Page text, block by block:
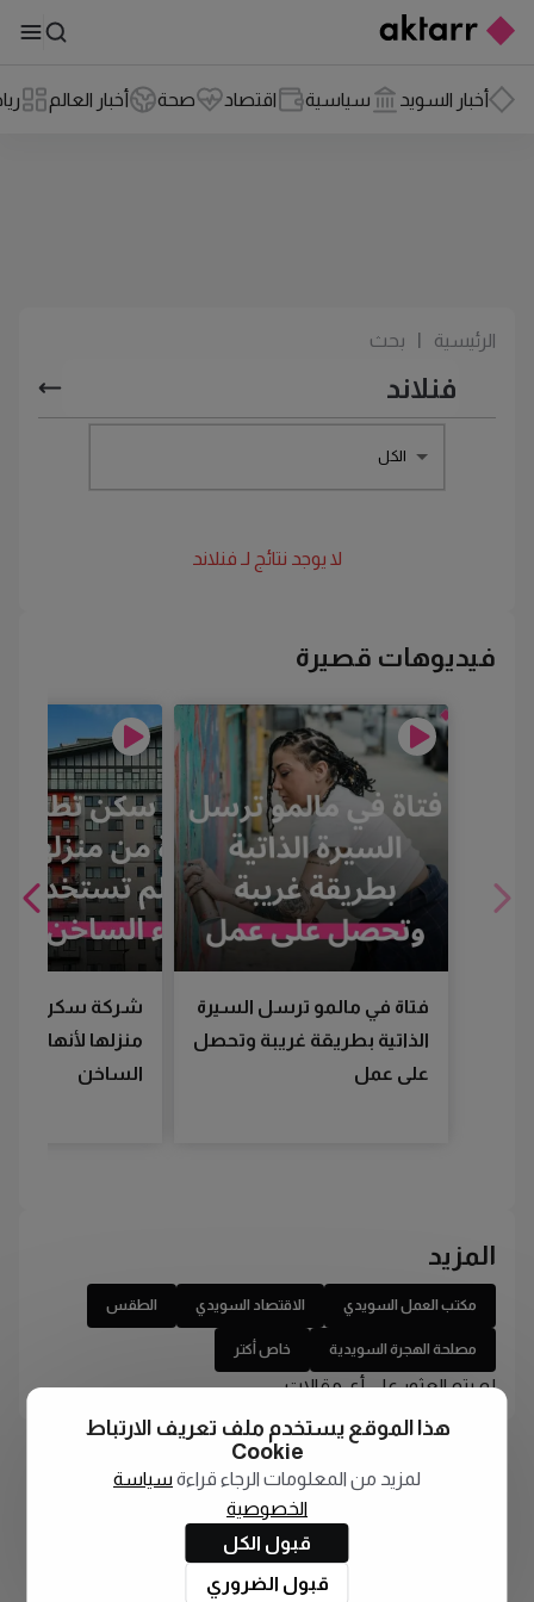
أخبار السويد سياسية اقتصاد صحة أخبار العالم
الرئيسية بحث
الكل
لا يوجد نتائج لـ فنلاند
فيديوهات قصيرة
فتاة في مالمو ترسل السيرة
الذاتية بطريقة غريبة وتحصل
على عمل
شركة سكن
منزلها لأنها لم
الساخن
المزيد
مكتب العمل السويدي الاقتصاد السويدي الطقس
مصلحة الهجرة السويدية خاص أكتر
لم يتم العثور على أي مقالات
هذا الموقع يستخدم ملف تعريف الارتباط
Cookie
لمزيد من المعلومات الرجاء قراءة سياسة
الخصوصية
قبول الكل
قبول الضروري